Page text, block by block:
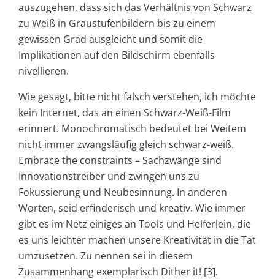
auszugehen, dass sich das Verhältnis von Schwarz
zu Weiß in Graustufenbildern bis zu einem
gewissen Grad ausgleicht und somit die
Implikationen auf den Bildschirm ebenfalls
nivellieren.
Wie gesagt, bitte nicht falsch verstehen, ich möchte
kein Internet, das an einen Schwarz-Weiß-Film
erinnert. Monochromatisch bedeutet bei Weitem
nicht immer zwangsläufig gleich schwarz-weiß.
Embrace the constraints – Sachzwänge sind
Innovationstreiber und zwingen uns zu
Fokussierung und Neubesinnung. In anderen
Worten, seid erfinderisch und kreativ. Wie immer
gibt es im Netz einiges an Tools und Helferlein, die
es uns leichter machen unsere Kreativität in die Tat
umzusetzen. Zu nennen sei in diesem
Zusammenhang exemplarisch Dither it! [3].